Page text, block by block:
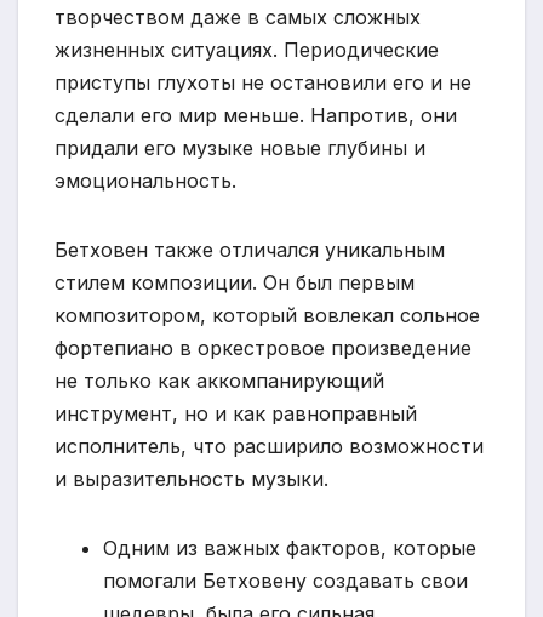
творчеством даже в самых сложных
жизненных ситуациях. Периодические
приступы глухоты не остановили его и не
сделали его мир меньше. Напротив, они
придали его музыке новые глубины и
эмоциональность.
Бетховен также отличался уникальным
стилем композиции. Он был первым
композитором, который вовлекал сольное
фортепиано в оркестровое произведение
не только как аккомпанирующий
инструмент, но и как равноправный
исполнитель, что расширило возможности
и выразительность музыки.
Одним из важных факторов, которые
помогали Бетховену создавать свои